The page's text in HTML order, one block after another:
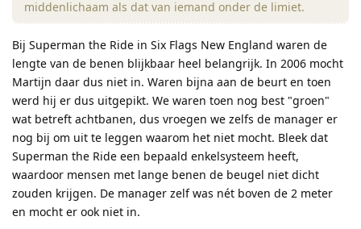
middenlichaam als dat van iemand onder de limiet.
Bij Superman the Ride in Six Flags New England waren de
lengte van de benen blijkbaar heel belangrijk. In 2006 mocht
Martijn daar dus niet in. Waren bijna aan de beurt en toen
werd hij er dus uitgepikt. We waren toen nog best "groen"
wat betreft achtbanen, dus vroegen we zelfs de manager er
nog bij om uit te leggen waarom het niet mocht. Bleek dat
Superman the Ride een bepaald enkelsysteem heeft,
waardoor mensen met lange benen de beugel niet dicht
zouden krijgen. De manager zelf was nét boven de 2 meter
en mocht er ook niet in.